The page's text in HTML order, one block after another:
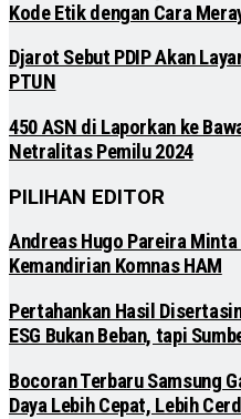
Kode Etik dengan Cara
Djarot Sebut PDIP Akan
PTUN
450 ASN di Laporkan ke
Netralitas Pemilu 2024
PILIHAN EDITOR
Andreas Hugo Pareira
Kemandirian Komnas HAM
Pertahankan Hasil
ESG Bukan Beban, tapi
Bocoran Terbaru Samsung
Daya Lebih Cepat, Lebih